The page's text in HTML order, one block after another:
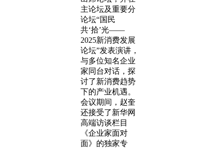
主论坛及重要分
论坛“国民
共‘拾’光——
2025新消费发展
论坛”发表演讲，
与多位知名企业
家同台对话，探
讨了新消费趋势
下的产业机遇。
会议期间，赵奎
还接受了新华网
高端访谈栏目
《企业家面对
面》的独家专